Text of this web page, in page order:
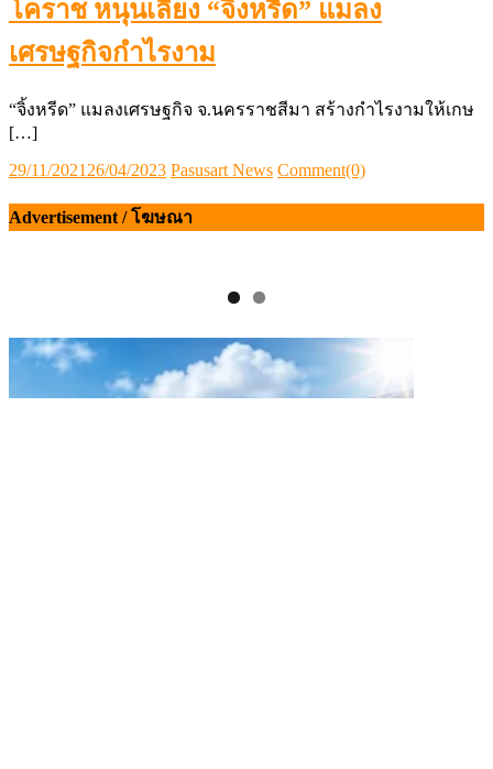
โคราช หนุนเลี้ยง “จิ้งหรีด” แมลง
เศรษฐกิจกำไรงาม
“จิ้งหรีด” แมลงเศรษฐกิจ จ.นครราชสีมา สร้างกำไรงามให้เกษ
[…]
Posted
29/11/2021 26/04/2023 Author
Pasusart News Comment(0)
Advertisement / โฆษณา